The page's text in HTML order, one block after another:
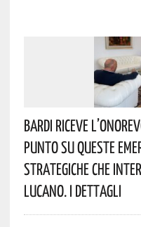
Bardi Riceve
Punto Su Queste
Strategiche Che
Lucano. I Dettagli